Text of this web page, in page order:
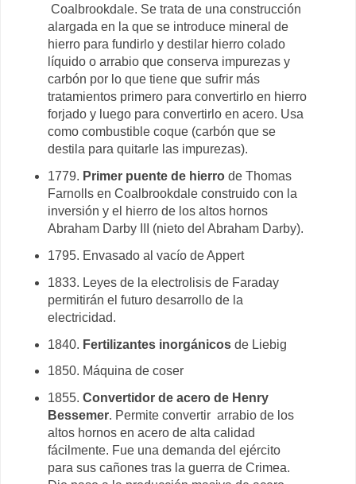
Coalbrookdale. Se trata de una construcción
alargada en la que se introduce mineral de
hierro para fundirlo y destilar hierro colado
líquido o arrabio que conserva impurezas y
carbón por lo que tiene que sufrir más
tratamientos primero para convertirlo en hierro
forjado y luego para convertirlo en acero. Usa
como combustible coque (carbón que se
destila para quitarle las impurezas).
1779. Primer puente de hierro de Thomas
Farnolls en Coalbrookdale construido con la
inversión y el hierro de los altos hornos
Abraham Darby III (nieto del Abraham Darby).
1795. Envasado al vacío de Appert
1833. Leyes de la electrolisis de Faraday
permitirán el futuro desarrollo de la
electricidad.
1840. Fertilizantes inorgánicos de Liebig
1850. Máquina de coser
1855.Convertidor de acero de Henry
Bessemer. Permite convertir arrabio de los
altos hornos en acero de alta calidad
fácilmente. Fue una demanda del ejército
para sus cañones tras la guerra de Crimea.